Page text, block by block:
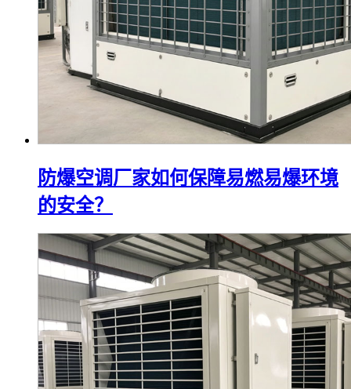
防爆空调厂家如何保障易燃易爆环境
的安全？